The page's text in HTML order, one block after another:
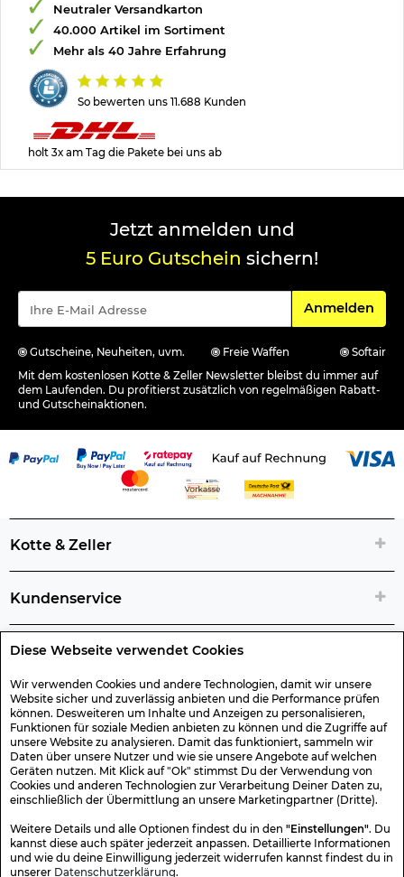
Diese Webseite verwendet Cookies
Wir verwenden Cookies und andere Technologien, damit wir unsere
Website sicher und zuverlässig anbieten und die Performance prüfen
können. Desweiteren um Inhalte und Anzeigen zu personalisieren,
Funktionen für soziale Medien anbieten zu können und die Zugriffe auf
unsere Website zu analysieren. Damit das funktioniert, sammeln wir
Daten über unsere Nutzer und wie sie unsere Angebote auf welchen
Geräten nutzen. Mit Klick auf "Ok" stimmst Du der Verwendung von
Cookies und anderen Technologien zur Verarbeitung Deiner Daten zu,
einschließlich der Übermittlung an unsere Marketingpartner (Dritte).
Weitere Details und alle Optionen findest du in den "Einstellungen". Du
kannst diese auch später jederzeit anpassen. Detaillierte Informationen
und wie du deine Einwilligung jederzeit widerrufen kannst findest du in
unserer Datenschutzerklärung.
So bewerten uns 11.688 Kunden
Neutraler Versandkarton
40.000 Artikel im Sortiment
Mehr als 40 Jahre Erfahrung
holt 3x am Tag die Pakete bei uns ab
Jetzt anmelden und
5 Euro Gutschein sichern!
Für den
Anmelden
Gutscheine, Neuheiten, uvm. Freie Waffen
Softair
Mit dem kostenlosen Kotte & Zeller Newsletter bleibst du immer auf
dem Laufenden. Du profitierst zusätzlich von regelmäßigen Rabatt-
und Gutscheinaktionen.
Kotte & Zeller
Kundenservice
Rechtliche Artikelinfos
Geschenk-Gutscheine
Versand & Rücksendung
Sicher Einkaufen